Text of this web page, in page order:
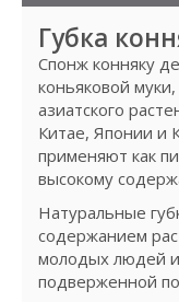
Губка
Спонж конняку
коньяковой
азиатского
Китае, Японии и
применяют как
высокому
Натуральные
содержанием
молодых людей
подверженной